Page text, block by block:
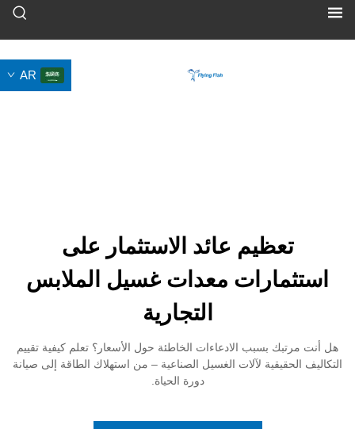
عائد الاستثمار على
معدات غسيل الملابس
بسبب الادعاءات الخاطئة حول الأسعار؟ تعلم كيفية تقييم
لآلات الغسيل الصناعية – من استهلاك الطاقة إلى صيانة